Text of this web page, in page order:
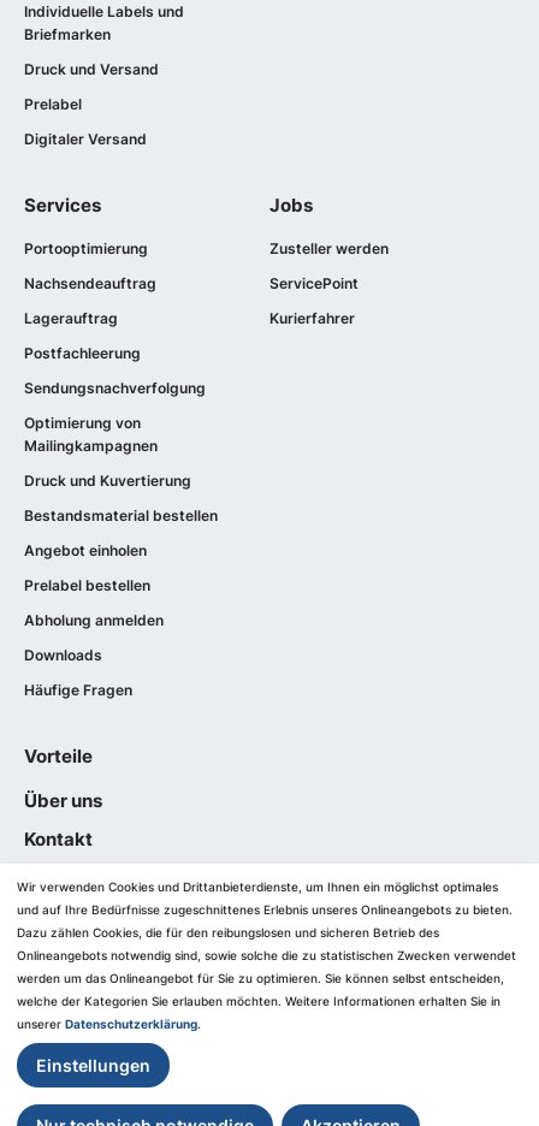
Individuelle Labels und
Briefmarken
Druck und Versand
Prelabel
Digitaler Versand
Services
Portooptimierung
Nachsendeauftrag
Lagerauftrag
Postfachleerung
Sendungsnachverfolgung
Optimierung von
Mailingkampagnen
Druck und Kuvertierung
Bestandsmaterial bestellen
Angebot einholen
Prelabel bestellen
Abholung anmelden
Downloads
Häufige Fragen
Jobs
Zusteller werden
ServicePoint
Kurierfahrer
Vorteile
Über uns
Kontakt
Impressum
AGB
Barrierefreiheit
Datenschutz
Vertragswiderruf
Datenschutzeinstellungen
Wir verwenden Cookies und Drittanbieterdienste, um Ihnen ein möglichst optimales
und auf Ihre Bedürfnisse zugeschnittenes ​Erlebnis unseres Onlineangebots zu bieten.
Dazu zählen Cookies, die für den reibungslosen und sicheren Betrieb des
Onlineangebots notwendig sind, sowie solche die zu statistischen Zwecken verwendet
werden um das Onlineangebot für Sie zu optimieren. Sie können selbst entscheiden,
welche der Kategorien Sie erlauben möchten. Weitere Informationen erhalten Sie in
unserer Datenschutzerklärung.
Einstellungen